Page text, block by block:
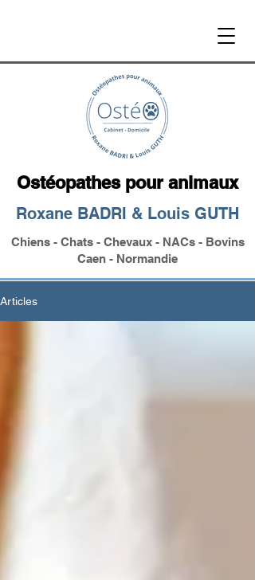
Ostéopathes pour animaux
Roxane BADRI & Louis GUTH
Chiens - Chats - Chevaux - NACs - Bovins
Caen - Normandie
Articles